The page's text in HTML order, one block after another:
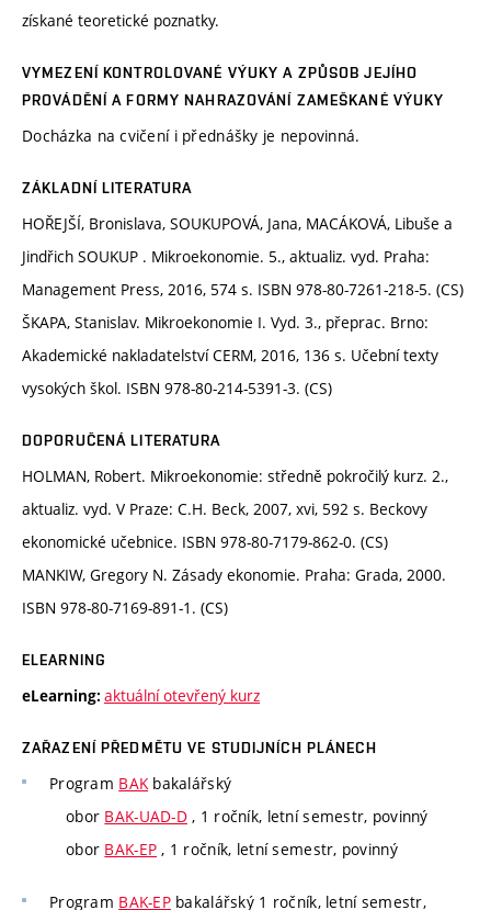
získané teoretické poznatky.
VYMEZENÍ KONTROLOVANÉ VÝUKY A ZPŮSOB JEJÍHO
PROVÁDĚNÍ A FORMY NAHRAZOVÁNÍ ZAMEŠKANÉ VÝUKY
Docházka na cvičení i přednášky je nepovinná.
ZÁKLADNÍ LITERATURA
HOŘEJŠÍ, Bronislava, SOUKUPOVÁ, Jana, MACÁKOVÁ, Libuše a
Jindřich SOUKUP . Mikroekonomie. 5., aktualiz. vyd. Praha:
Management Press, 2016, 574 s. ISBN 978-80-7261-218-5. (CS)
ŠKAPA, Stanislav. Mikroekonomie I. Vyd. 3., přeprac. Brno:
Akademické nakladatelství CERM, 2016, 136 s. Učební texty
vysokých škol. ISBN 978-80-214-5391-3. (CS)
DOPORUČENÁ LITERATURA
HOLMAN, Robert. Mikroekonomie: středně pokročilý kurz. 2.,
aktualiz. vyd. V Praze: C.H. Beck, 2007, xvi, 592 s. Beckovy
ekonomické učebnice. ISBN 978-80-7179-862-0. (CS)
MANKIW, Gregory N. Zásady ekonomie. Praha: Grada, 2000.
ISBN 978-80-7169-891-1. (CS)
ELEARNING
eLearning: aktuální otevřený kurz
ZAŘAZENÍ PŘEDMĚTU VE STUDIJNÍCH PLÁNECH
Program BAKbakalářský
obor BAK-UAD-D, 1 ročník, letní semestr, povinný
obor BAK-EP , 1 ročník, letní semestr, povinný
Program BAK-EPbakalářský 1 ročník, letní semestr,